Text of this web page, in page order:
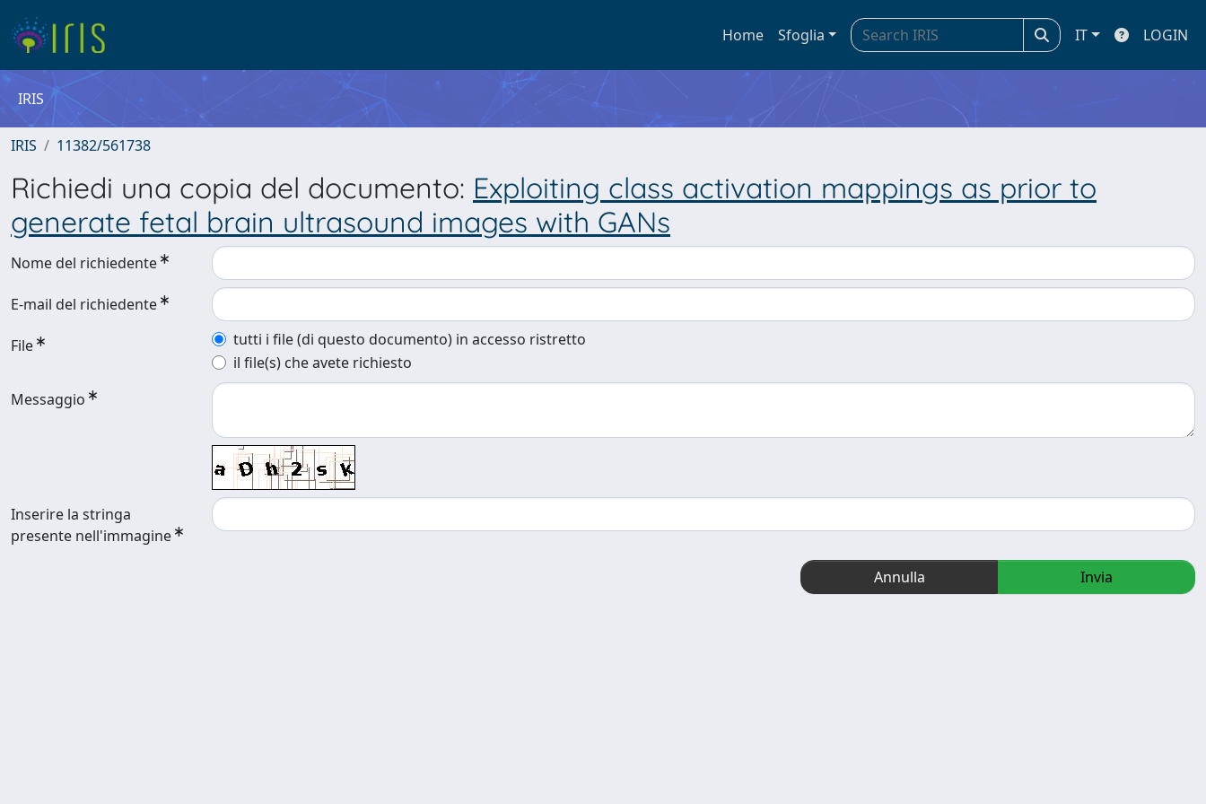
Home Sfoglia IT LOGIN
IRIS
IRIS 11382/561738
Richiedi una copia del documento: Exploiting class activation mappings as prior to
generate fetal brain ultrasound images with GANs
Nome del richiedente
E-mail del richiedente
File
tutti i file (di questo documento) in accesso ristretto
il file(s) che avete richiesto
Messaggio
Inserire la stringa
presente nell'immagine
Annulla Invia